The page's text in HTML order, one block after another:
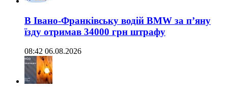
В Івано-Франківську водій BMW за п’яну
їзду отримав 34000 грн штрафу
08:42 06.08.2026